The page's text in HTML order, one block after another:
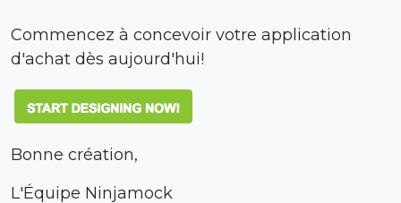
Commencez à concevoir votre application
d'achat dès aujourd'hui!
Bonne création,
L'Équipe Ninjamock